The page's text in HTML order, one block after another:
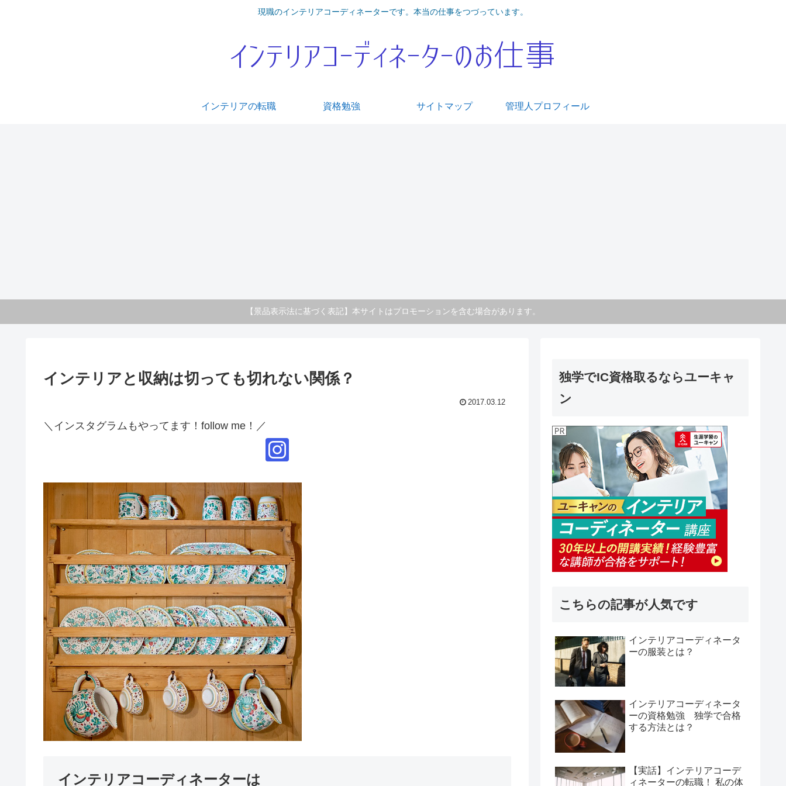
現職のインテリアコーディネーターです。本当の仕事をつづっています。
インテリアの転職 資格勉強 サイトマップ 管理人プロフィール
【景品表示法に基づく表記】本サイトはプロモーションを含む場合があります。
インテリアと収納は切っても切れない関係？
2017.03.12
＼インスタグラムもやってます！follow me！／
インテリアコーディネーターは
独学でIC資格取るならユーキャ
ン
こちらの記事が人気です
インテリアコーディネータ
ーの服装とは？
インテリアコーディネータ
ーの資格勉強 独学で合格
する方法とは？
【実話】インテリアコーデ
ィネーターの転職！ 私の体